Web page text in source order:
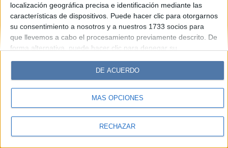
localización geográfica precisa e identificación mediante las
características de dispositivos. Puede hacer clic para otorgarnos
su consentimiento a nosotros y a nuestros 1733 socios para
que llevemos a cabo el procesamiento previamente descrito. De
forma alternativa, puede hacer clic para denegar su
cambiar sus preferencias antes de otorgar su consentimiento.
Tenga en cuenta que algún procesamiento de sus datos
personales puede no requerir de su consentimiento, pero usted
tiene el derecho de rechazar tal procesamiento. Sus
sus preferencias o retirar su consentimiento en cualquier
MÁS OPCIONES
RECHAZAR
DE ACUERDO